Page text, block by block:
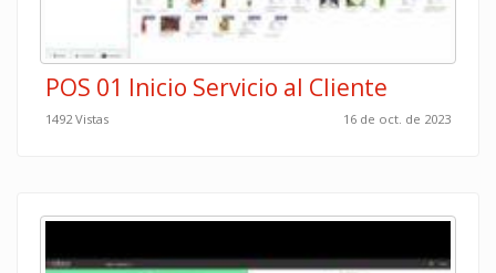
POS 01 Inicio Servicio al Cliente
1492 Vistas 16 de oct. de 2023